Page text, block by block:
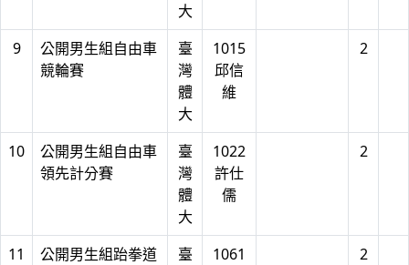
大
9
公開男生組自由車
競輪賽
臺
灣
體
大
1015
邱信
維
2
10
公開男生組自由車
領先計分賽
臺
灣
體
大
1022
許仕
儒
2
11
公開男生組跆拳道
臺
1061
2